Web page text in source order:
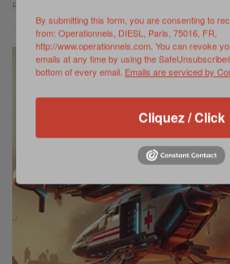
Read more
By submitting this form, you are consenting to
from: Operationnels, DIESL, Paris, 75016, FR,
http://www.operationnels.com. You can revoke
emails at any time by using the
bottom of every email. Emails are serviced by
Cliquez / Click